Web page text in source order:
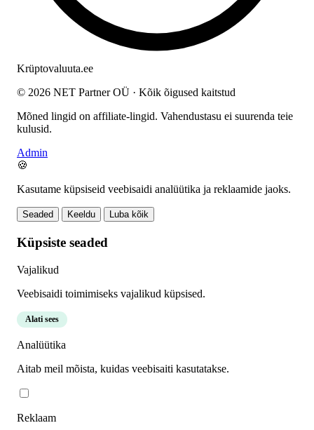
Krüptovaluuta.ee
© 2026 NET Partner OÜ · Kõik õigused kaitstud
Mõned lingid on affiliate-lingid. Vahendustasu ei suurenda teie
kulusid.
Admin
🍪
Kasutame küpsiseid veebisaidi analüütika ja reklaamide jaoks.
Seaded Keeldu Luba kõik
Küpsiste seaded
Vajalikud
Veebisaidi toimimiseks vajalikud küpsised.
Alati sees
Analüütika
Aitab meil mõista, kuidas veebisaiti kasutatakse.
Reklaam